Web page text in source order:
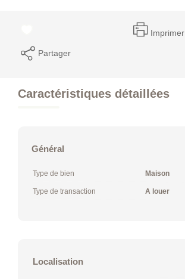
Imprimer
Partager
Caractéristiques détaillées
Général
Type de bien Maison
Type de transaction A louer
Localisation